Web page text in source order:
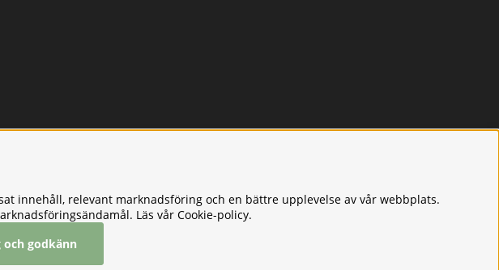
innehåll, relevant marknadsföring och en bättre upplevelse av vår webbplats.
Läs vår Cookie-policy.
och godkänn